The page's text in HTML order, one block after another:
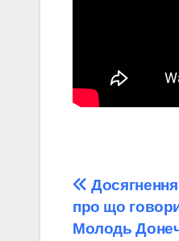
записів
про що
Молодь